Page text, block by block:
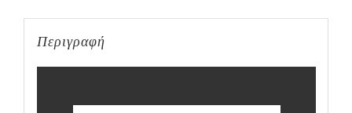
Περιγραφή